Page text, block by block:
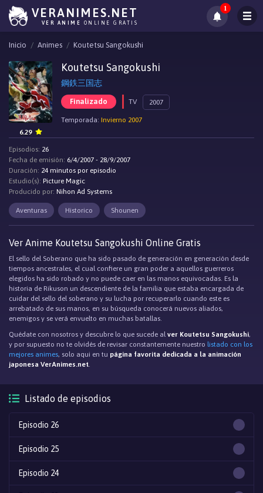
VERANIMES.NET
VER ANIME ONLINE GRATIS
1
Inicio Animes Koutetsu Sangokushi
Koutetsu Sangokushi
鋼鉄三国志
Finalizado TV 2007
Temporada: Invierno 2007
6.29
Episodios: 26
Fecha de emisión: 6/4/2007 - 28/9/2007
Duración: 24 minutos por episodio
Estudio(s): Picture Magic
Producido por: Nihon Ad Systems
Aventuras Historico Shounen
Ver Anime Koutetsu Sangokushi Online Gratis
El sello del Soberano que ha sido pasado de generación en generación desde
tiempos ancestrales, el cual confiere un gran poder a aquellos guerreros
elegidos ha sido robado y no puede caer en las manos equivocadas. Es la
historia de Rikuson un descendiente de la familia que estaba encargada de
cuidar del sello del soberano y su lucha por recuperarlo cuando este es
arrebatado de sus manos, en su búsqueda conocerá nuevos aliados,
enemigos y se verá envuelto en muchas batallas.
Quédate con nosotros y descubre lo que sucede alver Koutetsu Sangokushi,
y por supuesto no te olvidés de revisar constantemente nuestro listado con los
mejores animes, solo aqui en tu página favorita dedicada a la animación
japonesa VerAnimes.net.
Listado de episodios
Episodio 26
Episodio 25
Episodio 24